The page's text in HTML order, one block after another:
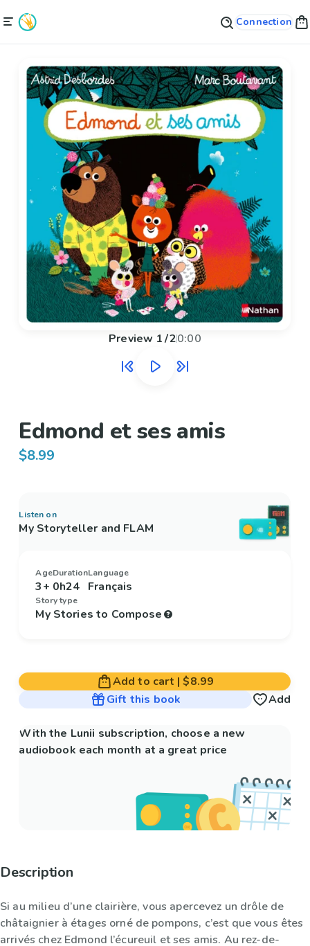
Connection
Preview 1/20:00
Edmond et ses amis
$8.99
Listen on
My Storyteller and FLAM
Age
3+
Duration
0h24
Language
Français
Story type
My Stories to Compose
Add to cart |$8.99
Gift this book
Add
With the Lunii subscription, choose a new
audiobook each month at a great price
Description
Si au milieu d’une clairière, vous apercevez un drôle de
châtaignier à étages orné de pompons, c’est que vous êtes
arrivés chez Edmond l’écureuil et ses amis. Au rez-de-